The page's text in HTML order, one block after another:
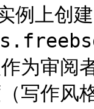
上创建
作为审
写作风